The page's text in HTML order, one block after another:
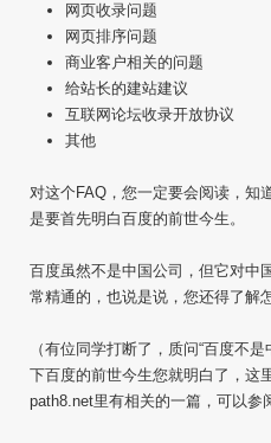
网页收录问题
网页排序问题
商业客户相关的问题
给站长的建站建议
互联网论坛收录开放协议
其他
对这个FAQ，您一定要会阅读，知
是要首先明白百度的前世今生。
百度虽然不是中国公司，但它对中
常精通的，也说是说，您还得了解
（有位同学打断了，质问“百度不
下百度的前世今生您就明白了，这
path8.net里有相关的一篇，可以参